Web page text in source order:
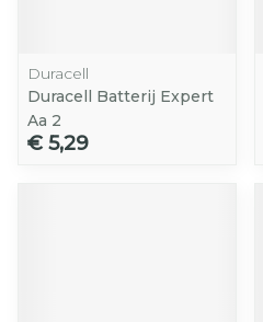
Duracell
Duracell Batterij Expert
Aa 2
€ 5,29